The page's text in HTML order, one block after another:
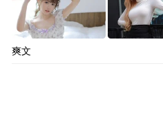
爽文